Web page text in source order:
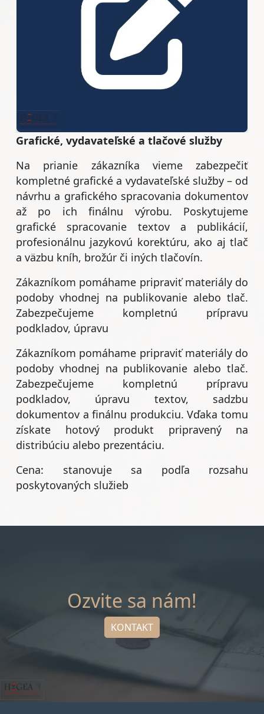
Grafické, vydavateľské a tlačové služby
Na prianie zákazníka vieme zabezpečiť
kompletné grafické a vydavateľské služby – od
návrhu a grafického spracovania dokumentov
až po ich finálnu výrobu. Poskytujeme
grafické spracovanie textov a publikácií,
profesionálnu jazykovú korektúru, ako aj tlač
a väzbu kníh, brožúr či iných tlačovín.
Zákazníkom pomáhame pripraviť materiály do
podoby vhodnej na publikovanie alebo tlač.
Zabezpečujeme kompletnú prípravu
podkladov, úpravu
Zákazníkom pomáhame pripraviť materiály do
podoby vhodnej na publikovanie alebo tlač.
Zabezpečujeme kompletnú prípravu
podkladov, úpravu textov, sadzbu
dokumentov a finálnu produkciu. Vďaka tomu
získate hotový produkt pripravený na
distribúciu alebo prezentáciu.
Cena: stanovuje sa podľa rozsahu
poskytovaných služieb
Ozvite sa nám!
KONTAKT